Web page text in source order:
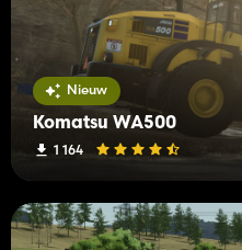
Nieuw
Komatsu WA500
1 164